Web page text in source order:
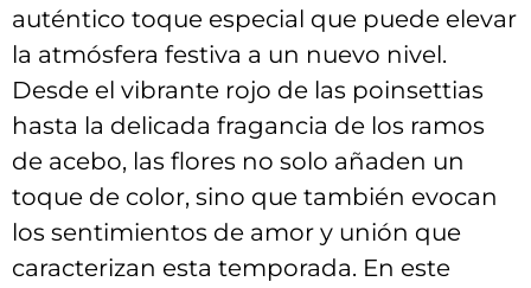
auténtico toque especial que puede elevar
la ‌atmósfera festiva a un nuevo⁤ nivel.
Desde el​ vibrante rojo de ⁣las poinsettias​
hasta la⁢ delicada fragancia de los⁢ ramos
⁣de acebo, las flores no solo añaden un
toque de color, sino que también evocan⁤
los sentimientos de amor y unión‌ que
caracterizan esta temporada. En este